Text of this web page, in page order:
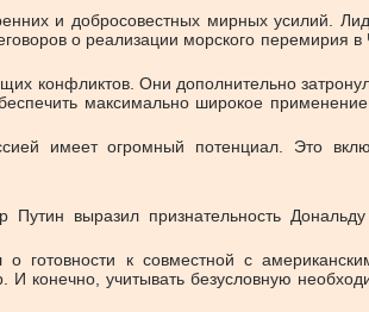
и добросовестных мирных усилий.
о реализации морского
конфликтов. Они дополнительно
максимально широкое
имеет огромный потенциал. Это
выразил признательность Дональду
готовности к совместной с
конечно, учитывать безусловную